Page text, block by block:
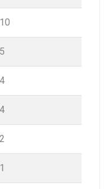
10
5
4
4
2
1